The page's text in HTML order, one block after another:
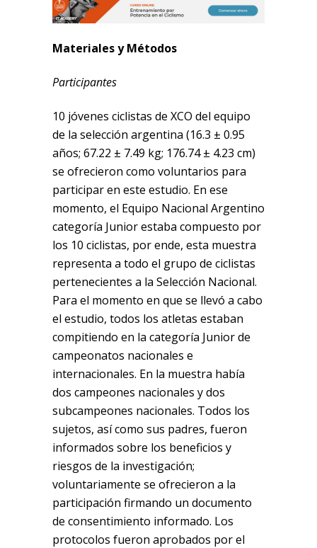
Materiales y Métodos
Participantes
10 jóvenes ciclistas de XCO del equipo
de la selección argentina (16.3 ± 0.95
años; 67.22 ± 7.49 kg; 176.74 ± 4.23 cm)
se ofrecieron como voluntarios para
participar en este estudio. En ese
momento, el Equipo Nacional Argentino
categoría Junior estaba compuesto por
los 10 ciclistas, por ende, esta muestra
representa a todo el grupo de ciclistas
pertenecientes a la Selección Nacional.
Para el momento en que se llevó a cabo
el estudio, todos los atletas estaban
compitiendo en la categoría Junior de
campeonatos nacionales e
internacionales. En la muestra había
dos campeones nacionales y dos
subcampeones nacionales. Todos los
sujetos, así como sus padres, fueron
informados sobre los beneficios y
riesgos de la investigación;
voluntariamente se ofrecieron a la
participación firmando un documento
de consentimiento informado. Los
protocolos fueron aprobados por el